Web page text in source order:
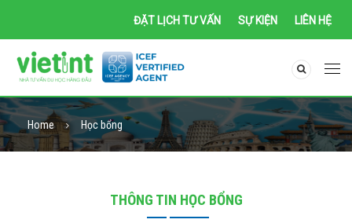
ĐẶT LỊCH TƯ VẤN SỰ KIỆN LIÊN HỆ
Home Học bổng
THÔNG TIN HỌC BỔNG